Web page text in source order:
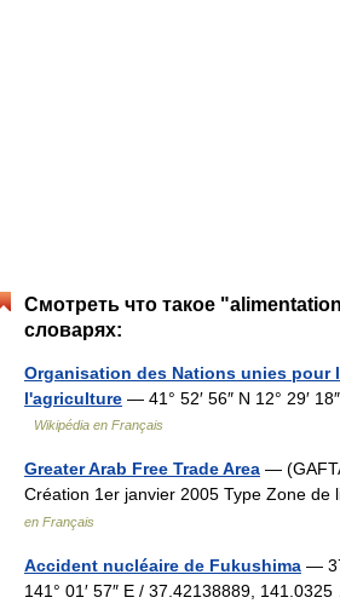
Смотреть что такое
словарях:
Organisation des Nations unies pour
l'agriculture — 41° 52′ 56″ N 12° 29′
Wikipédia en Français
Greater Arab Free Trade Area —
Création 1er janvier 2005 Type Zone
en Français
Accident nucléaire de Fukushima —
141° 01′ 57″ E / 37.42138889,